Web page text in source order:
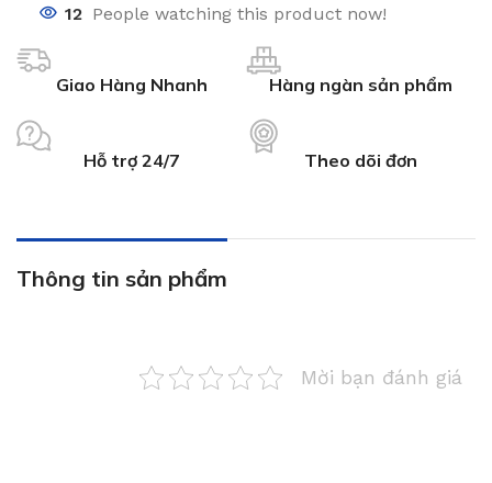
12 People watching this product now!
Giao Hàng Nhanh Hàng ngàn sản phẩm
Hỗ trợ 24/7 Theo dõi đơn
Thông tin sản phẩm
Mời bạn đánh giá